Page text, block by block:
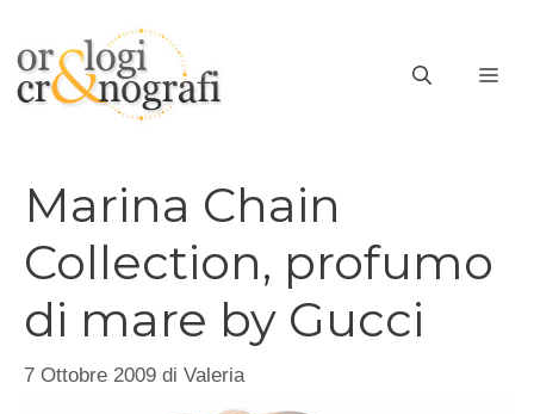
contenuto
Marina Chain
Collection, profumo
di mare by Gucci
7 Ottobre 2009 di Valeria